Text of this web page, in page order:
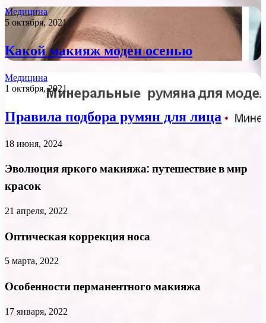
Медицина
5 октября, 2021
Какой макияж моден осенью
Медицина
1 октября, 2021
Правила подбора румян для лица
18 июня, 2024
Эволюция яркого макияжа: путешествие в мир
красок
21 апреля, 2022
Оптическая коррекция носа
5 марта, 2022
Особенности перманентного макияжа
17 января, 2022